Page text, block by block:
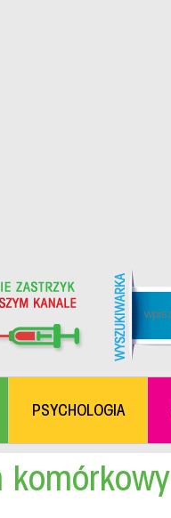
PSYCHOLOGIA
komórkowy